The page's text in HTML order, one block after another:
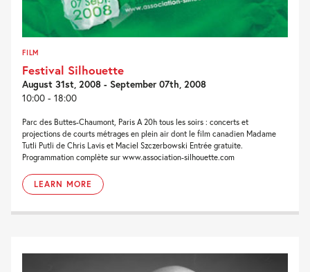
FILM
Festival Silhouette
August 31st, 2008 - September 07th, 2008
10:00 - 18:00
Parc des Buttes-Chaumont, Paris A 20h tous les soirs : concerts et
projections de courts métrages en plein air dont le film canadien Madame
Tutli Putli de Chris Lavis et Maciel Szczerbowski Entrée gratuite.
Programmation complète sur www.association-silhouette.com
LEARN MORE